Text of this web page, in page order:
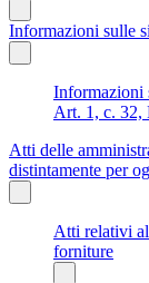
Informazioni sulle
Informazioni
Art. 1, c. 32,
Atti delle
distintamente per
Atti relativi
forniture